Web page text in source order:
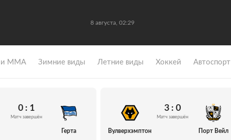
8 августа, 02:29
и ММА Зимние виды Летние виды Хоккей Автоспорт
0 : 1
Матч завершён
Герта Вулверхэмптон
3 : 0
Матч завершён
Порт Вейл